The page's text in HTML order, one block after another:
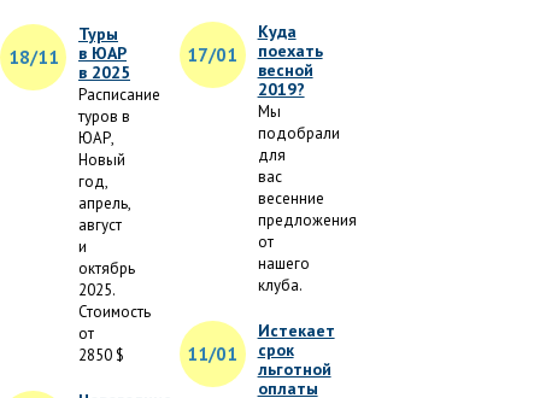
18/11
Туры
в ЮАР
в 2025
Расписание
туров в
ЮАР,
Новый
год,
апрель,
август
и
октябрь
2025.
Стоимость
от
2850 $
17/01
Куда
поехать
весной
2019?
Мы
подобрали
для
вас
весенние
предложения
от
нашего
клуба.
11/01
Истекает
срок
льготной
оплаты